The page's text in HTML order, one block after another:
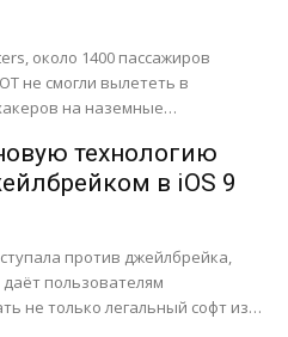
около 1400 пассажиров
не смогли вылететь в
на наземные
технологию
в iOS 9
против джейлбрейка,
пользователям
не только легальный софт из